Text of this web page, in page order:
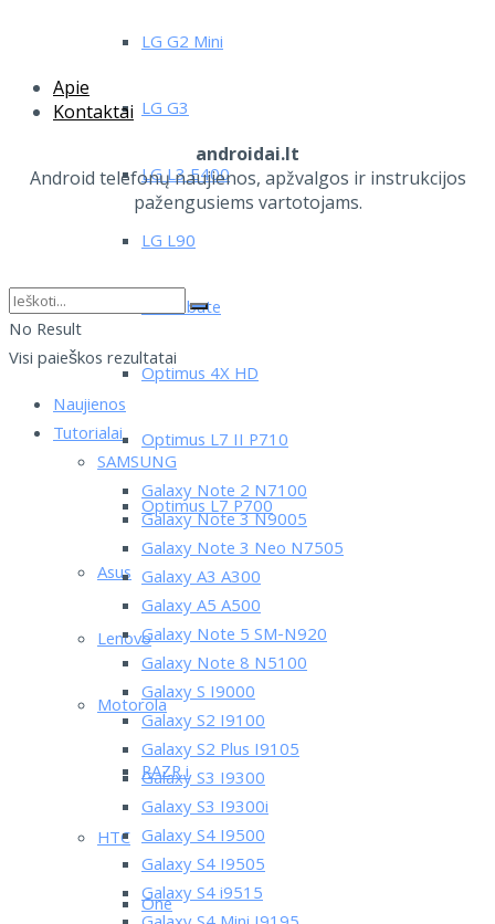
LG G2 Mini
LG G3
LG L3 E400
LG L90
LG Tribute
Optimus 4X HD
Optimus L7 II P710
Optimus L7 P700
Asus
Lenovo
Motorola
RAZR i
HTC
One
Apie
Kontaktai
androidai.lt
Android telefonų naujienos, apžvalgos ir instrukcijos
pažengusiems vartotojams.
No Result
Visi paieškos rezultatai
Naujienos
Tutorialai
SAMSUNG
Galaxy Note 2 N7100
Galaxy Note 3 N9005
Galaxy Note 3 Neo N7505
Galaxy A3 A300
Galaxy A5 A500
Galaxy Note 5 SM-N920
Galaxy Note 8 N5100
Galaxy S I9000
Galaxy S2 I9100
Galaxy S2 Plus I9105
Galaxy S3 I9300
Galaxy S3 I9300i
Galaxy S4 I9500
Galaxy S4 I9505
Galaxy S4 i9515